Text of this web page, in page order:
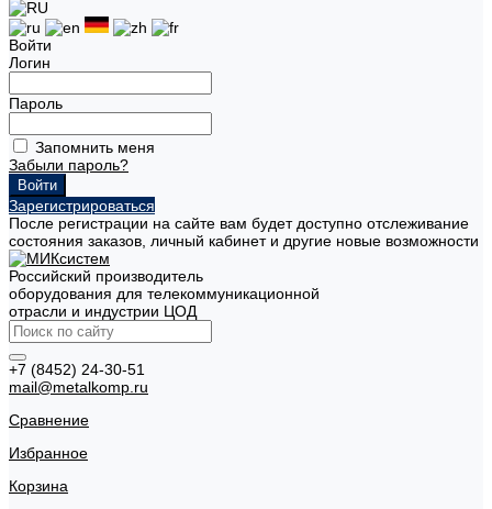
Войти
Логин
Пароль
Запомнить меня
Забыли пароль?
Зарегистрироваться
После регистрации на сайте вам будет доступно отслеживание
состояния заказов, личный кабинет и другие новые возможности
Российский производитель
оборудования для телекоммуникационной
отрасли и индустрии ЦОД
+7 (8452) 24-30-51
mail@metalkomp.ru
Сравнение
Избранное
Корзина